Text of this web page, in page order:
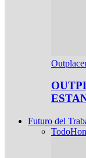
Futuro del
Todo